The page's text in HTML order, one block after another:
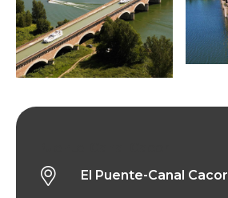
El Puente-Canal Cacor